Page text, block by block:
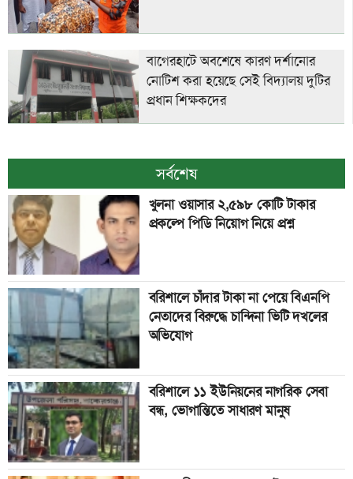
বাগেরহাটে অবশেষে কারণ দর্শানোর
নোটিশ করা হয়েছে সেই বিদ্যালয় দুটির
প্রধান শিক্ষকদের
সর্বশেষ
খুলনা ওয়াসার ২,৫৯৮ কোটি টাকার
প্রকল্পে পিডি নিয়োগ নিয়ে প্রশ্ন
বরিশালে চাঁদার টাকা না পেয়ে বিএনপি
নেতাদের বিরুদ্ধে চান্দিনা ভিটি দখলের
অভিযোগ
বরিশালে ১১ ইউনিয়নের নাগরিক সেবা
বন্ধ, ভোগান্তিতে সাধারণ মানুষ